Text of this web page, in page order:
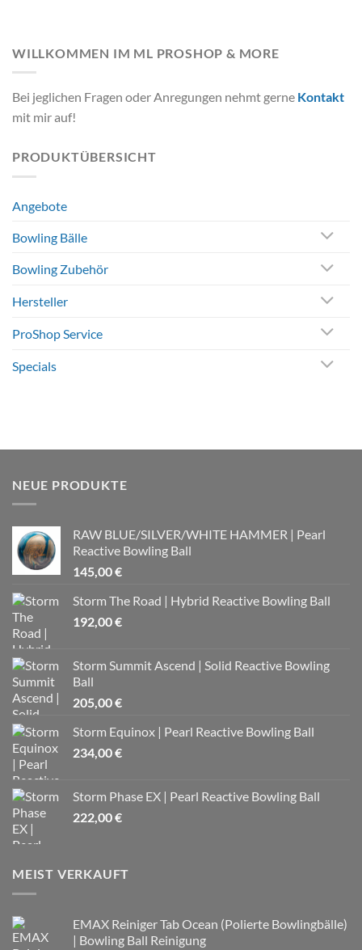
WILLKOMMEN IM ML PROSHOP & MORE
Bei jeglichen Fragen oder Anregungen nehmt gerne Kontakt
mit mir auf!
PRODUKTÜBERSICHT
Angebote
Bowling Bälle
Bowling Zubehör
Hersteller
ProShop Service
Specials
NEUE PRODUKTE
RAW BLUE/SILVER/WHITE HAMMER | Pearl
Reactive Bowling Ball
145,00€
Storm The Road | Hybrid Reactive Bowling Ball
192,00€
Storm Summit Ascend | Solid Reactive Bowling
Ball
205,00€
Storm Equinox | Pearl Reactive Bowling Ball
234,00€
Storm Phase EX | Pearl Reactive Bowling Ball
222,00€
MEIST VERKAUFT
EMAX Reiniger Tab Ocean (Polierte Bowlingbälle)
| Bowling Ball Reinigung